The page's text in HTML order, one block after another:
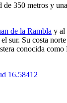
de 350 metros y una
de la Rambla y al
sur. Su costa norte
conocida como
16.58412